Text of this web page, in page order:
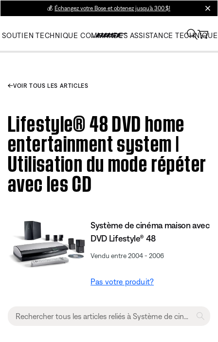
💰 Échangez votre Bose et obtenez jusqu’à 300 $!
SOUTIEN TECHNIQUE COMMANDES ASSISTANCE TECHNIQUE
VOIR TOUS LES ARTICLES
Lifestyle® 48 DVD home
entertainment system |
Utilisation du mode répéter
avec les CD
Système de cinéma maison avec
DVD Lifestyle® 48
Vendu entre 2004 - 2006
Pas votre produit?